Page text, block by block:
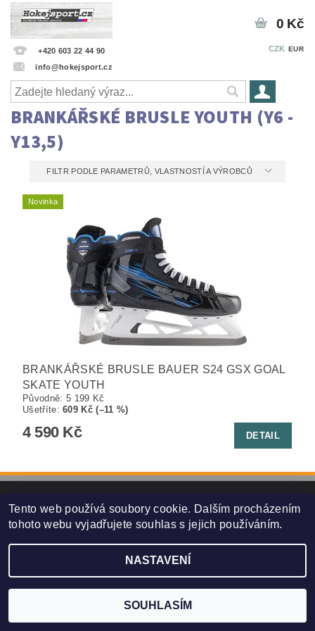
+420 603 22 44 90
info@hokejsport.cz
CZK EUR
0 Kč
BRANKÁŘSKÉ BRUSLE YOUTH (Y6 -
Y13,5)
FILTR PODLE PARAMETRŮ, VLASTNOSTÍ A VÝROBCŮ
Novinka
BRANKÁŘSKÉ BRUSLE BAUER S24 GSX GOAL
SKATE YOUTH
Původně: 5 199 Kč
Ušetříte:609 Kč (–11 %)
4 590 Kč DETAIL
2026 ©HOKEJSPORT.CZ, všechna práva vyhrazena
Vytvořil Shoptet
Tento web používá soubory cookie. Dalším procházením
tohoto webu vyjadřujete souhlas s jejich používáním.
NASTAVENÍ
SOUHLASÍM